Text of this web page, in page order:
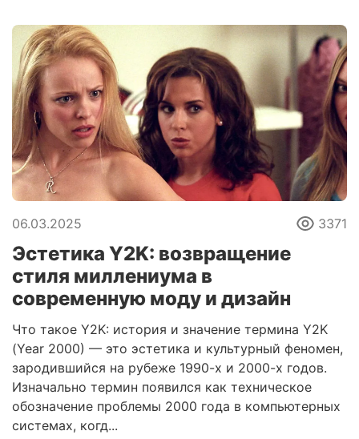
06.03.2025 3371
Эстетика Y2K: возвращение
стиля миллениума в
современную моду и дизайн
Что такое Y2K: история и значение термина Y2K
(Year 2000) — это эстетика и культурный феномен,
зародившийся на рубеже 1990-х и 2000-х годов.
Изначально термин появился как техническое
обозначение проблемы 2000 года в компьютерных
системах, когд...